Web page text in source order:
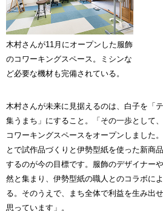
木村さんが11月にオープンした服飾
のコワーキングスペース。ミシンな
ど必要な機材も完備されている。
木村さんが未来に見据えるのは、白子を「
集うまち」にすること。「その一歩として
コワーキングスペースをオープンしました
とで試作品づくりと伊勢型紙を使った新商
するのが今の目標です。服飾のデザイナー
然と集まり、伊勢型紙の職人とのコラボに
る。そのうえで、まち全体で利益を生み出
思っています」。